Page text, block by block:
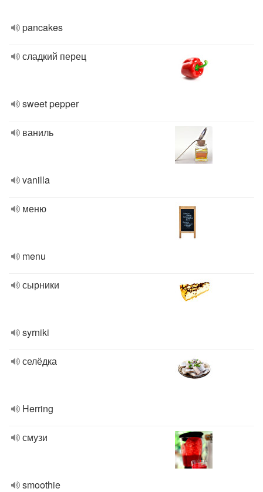
pancakes
сладкий перец
sweet pepper
ваниль
vanilla
меню
menu
сырники
syrniki
селёдка
Herring
смузи
smoothie